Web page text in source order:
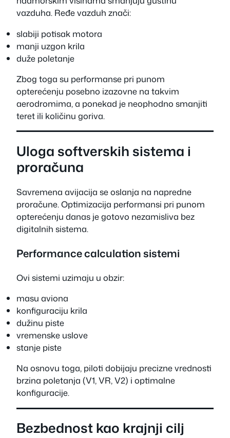
vazduha. Ređe vazduh znači:
slabiji potisak motora
manji uzgon krila
duže poletanje
Zbog toga su performanse pri punom
opterećenju posebno izazovne na takvim
aerodromima, a ponekad je neophodno smanjiti
teret ili količinu goriva.
Uloga softverskih sistema i
proračuna
Savremena avijacija se oslanja na napredne
proračune. Optimizacija performansi pri punom
opterećenju danas je gotovo nezamisliva bez
digitalnih sistema.
Performance calculation sistemi
Ovi sistemi uzimaju u obzir:
masu aviona
konfiguraciju krila
dužinu piste
vremenske uslove
stanje piste
Na osnovu toga, piloti dobijaju precizne vrednosti
brzina poletanja (V1, VR, V2) i optimalne
konfiguracije.
Bezbednost kao krajnji cilj